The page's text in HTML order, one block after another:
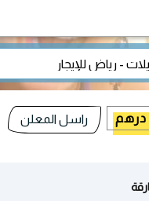
راسل المعلن